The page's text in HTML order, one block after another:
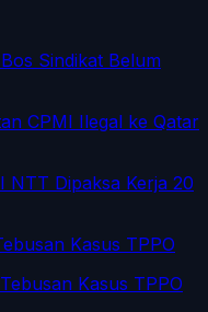
Sindikat Belum
CPMI Ilegal ke Qatar
NTT Dipaksa Kerja 20
Kasus TPPO
Kasus TPPO